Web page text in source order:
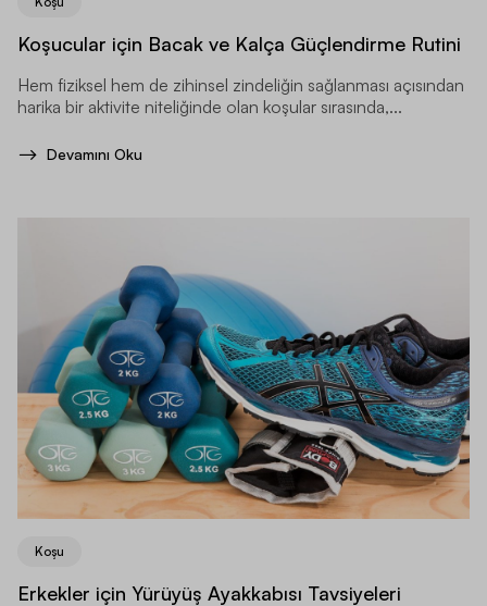
Koşucular için Bacak ve Kalça Güçlendirme Rutini
Hem fiziksel hem de zihinsel zindeliğin sağlanması açısından
harika bir aktivite niteliğinde olan koşular sırasında,...
Devamını Oku
Koşu
Erkekler için Yürüyüş Ayakkabısı Tavsiyeleri